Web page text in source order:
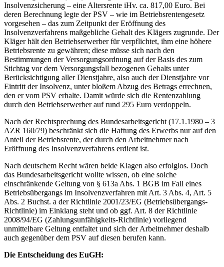
Insolvenzsicherung – eine Altersrente iHv. ca. 817,00 Euro. Bei
deren Berechnung legte der PSV – wie im Betriebsrentengesetz
vorgesehen – das zum Zeitpunkt der Eröffnung des
Insolvenzverfahrens maßgebliche Gehalt des Klägers zugrunde. Der
Kläger hält den Betriebserwerber für verpflichtet, ihm eine höhere
Betriebsrente zu gewähren; diese müsse sich nach den
Bestimmungen der Versorgungsordnung auf der Basis des zum
Stichtag vor dem Versorgungsfall bezogenen Gehalts unter
Berücksichtigung aller Dienstjahre, also auch der Dienstjahre vor
Eintritt der Insolvenz, unter bloßem Abzug des Betrags errechnen,
den er vom PSV erhalte. Damit würde sich die Rentenzahlung
durch den Betriebserwerber auf rund 295 Euro verdoppeln.
Nach der Rechtsprechung des Bundesarbeitsgericht (17.1.1980 – 3
AZR 160/79) beschränkt sich die Haftung des Erwerbs nur auf den
Anteil der Betriebsrente, der durch den Arbeitnehmer nach
Eröffnung des Insolvenzverfahrens erdient ist.
Nach deutschem Recht wären beide Klagen also erfolglos. Doch
das Bundesarbeitsgericht wollte wissen, ob eine solche
einschränkende Geltung von § 613a Abs. 1 BGB im Fall eines
Betriebsübergangs im Insolvenzverfahren mit Art. 3 Abs. 4, Art. 5
Abs. 2 Buchst. a der Richtlinie 2001/23/EG (Betriebsübergangs-
Richtlinie) im Einklang steht und ob ggf. Art. 8 der Richtlinie
2008/94/EG (Zahlungsunfähigkeits-Richtlinie) vorliegend
unmittelbare Geltung entfaltet und sich der Arbeitnehmer deshalb
auch gegenüber dem PSV auf diesen berufen kann.
Die Entscheidung des EuGH: